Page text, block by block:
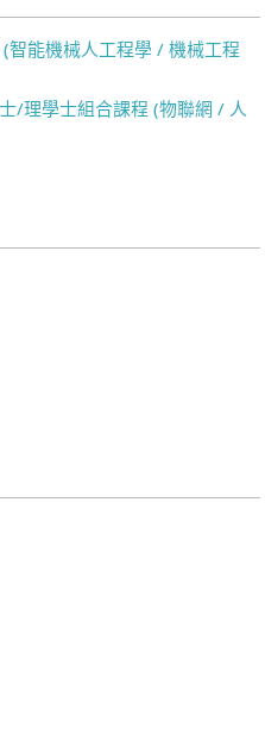
智能機械人工程學 / 機械工程
/理學士組合課程 (物聯網 / 人